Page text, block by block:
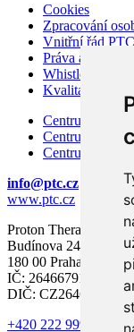
Cookies
Zpracování
Vnitřní řád PTC
Práva a
Whistleblowing
Kvalita a bezpečí
Centrum
Centrum
Centrum
info@ptc.cz
www.ptc.cz
Proton Therapy
Budínova 2437/1a
180 00 Praha 8
IČ: 26466791
DIČ: CZ26466791
+420 222 999 000